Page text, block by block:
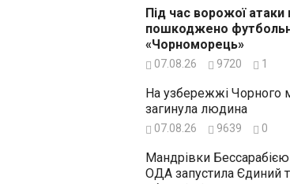
Під час ворожої
пошкоджено
«Чорноморець»
07.08.26 9720 1
На узбережжі Чорного
загинула людина
07.08.26 9639 0
Мандрівки
ОДА запустила Єдиний